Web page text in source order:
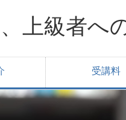
上級者へ
受講料